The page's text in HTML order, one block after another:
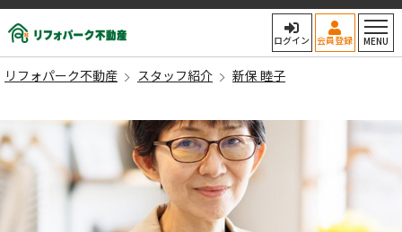
リフォパーク不動産
ログイン 会員登録 MENU
リフォパーク不動産 スタッフ紹介 新保 睦子